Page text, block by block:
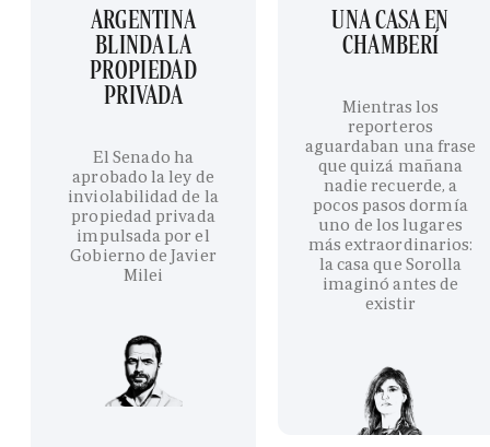
ARGENTINA
BLINDA LA
PROPIEDAD
PRIVADA
El Senado ha
aprobado la ley de
inviolabilidad de la
propiedad privada
impulsada por el
Gobierno de Javier
Milei
UNA CASA EN
CHAMBERÍ
Mientras los
reporteros
aguardaban una frase
que quizá mañana
nadie recuerde, a
pocos pasos dormía
uno de los lugares
más extraordinarios:
la casa que Sorolla
imaginó antes de
existir